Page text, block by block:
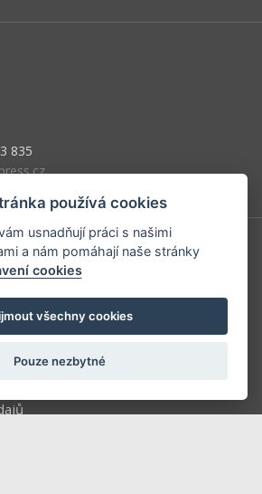
835
používá cookies
usnadňují práci s našimi
a nám pomáhají naše stránky
cookies
všechny cookies
Pouze nezbytné